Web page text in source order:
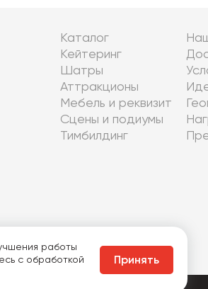
Каталог
Кейтеринг
Шатры
Аттракционы
Мебель и реквизит
Сцены и подиумы
Тимбилдинг
работы
с обработкой
Принять